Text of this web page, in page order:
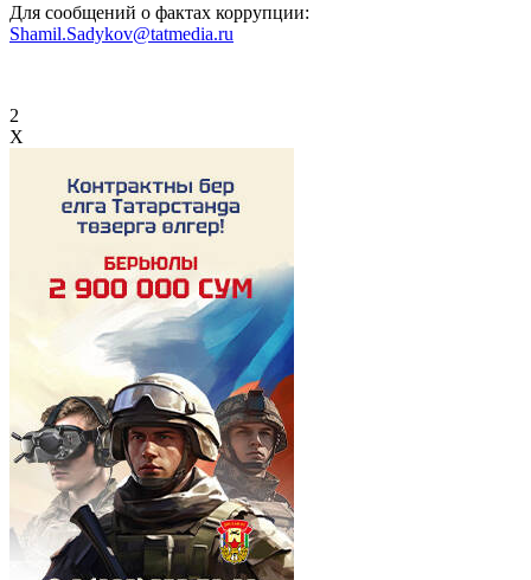
Для сообщений о фактах коррупции:
Shamil.Sadykov@tatmedia.ru
2
X